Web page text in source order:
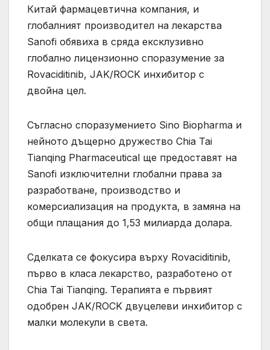
Китай фармацевтична компания, и
глобалният производител на лекарства
Sanofi обявиха в сряда ексклузивно
глобално лицензионно споразумение за
Rovaciditinib, JAK/ROCK инхибитор с
двойна цел.
Съгласно споразумението Sino Biopharma и
нейното дъщерно дружество Chia Tai
Tianqing Pharmaceutical ще предоставят на
Sanofi изключителни глобални права за
разработване, производство и
комерсиализация на продукта, в замяна на
общи плащания до 1,53 милиарда долара.
Сделката се фокусира върху Rovaciditinib,
първо в класа лекарство, разработено от
Chia Tai Tianqing. Терапията е първият
одобрен JAK/ROCK двуцелеви инхибитор с
малки молекули в света.